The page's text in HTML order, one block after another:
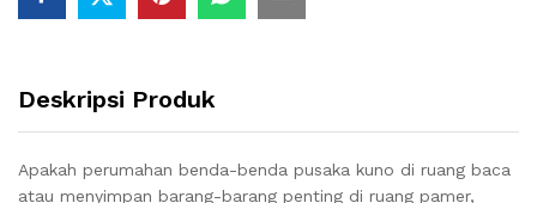
Deskripsi Produk
Apakah perumahan benda-benda pusaka kuno di ruang baca
atau menyimpan barang-barang penting di ruang pamer,